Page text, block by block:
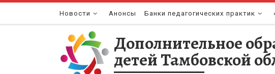
Перейти к содержимому
Новости Анонсы Банки педагогических практик
Дополнительное
детей Тамбовской